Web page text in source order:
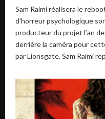
Sam Raimi réalisera le
d’horreur psychologique
producteur du projet l’an
derrière la caméra pour
par Lionsgate. Sam Raimi